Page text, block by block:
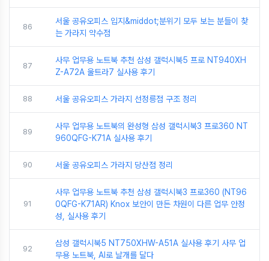
86
서울 공유오피스 입지&middot;분위기 모두 보는 분들이 찾
는 가라지 약수점
87
사무 업무용 노트북 추천 삼성 갤럭시북5 프로 NT940XH
Z-A72A 울트라7 실사용 후기
88 서울 공유오피스 가라지 선정릉점 구조 정리
89
사무 업무용 노트북의 완성형 삼성 갤럭시북3 프로360 NT
960QFG-K71A 실사용 후기
90 서울 공유오피스 가라지 당산점 정리
91
사무 업무용 노트북 추천 삼성 갤럭시북3 프로360 (NT96
0QFG-K71AR) Knox 보안이 만든 차원이 다른 업무 안정
성, 실사용 후기
92
삼성 갤럭시북5 NT750XHW-A51A 실사용 후기 사무 업
무용 노트북, AI로 날개를 달다